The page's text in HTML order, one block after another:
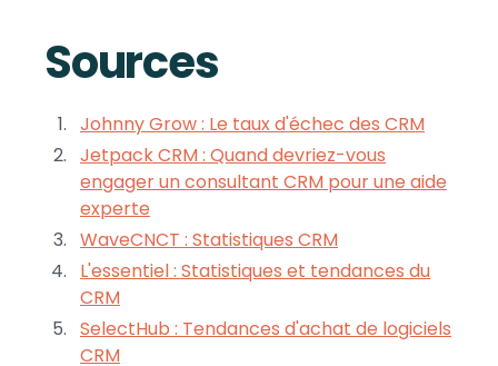
Sources
Johnny Grow : Le taux d'échec des CRM
Jetpack CRM : Quand devriez-vous
engager un consultant CRM pour une aide
experte
WaveCNCT : Statistiques CRM
L'essentiel : Statistiques et tendances du
CRM
SelectHub : Tendances d'achat de logiciels
CRM